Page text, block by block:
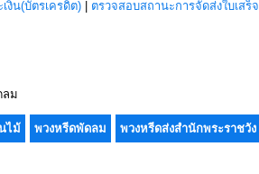
งิน(บัตรเครดิต) ตรวจสอบสถานะการจัดส่งใบเสร็จ
ลม
ไม้ พวงหรีดพัดลม พวงหรีดส่งสำนักพระราชวัง